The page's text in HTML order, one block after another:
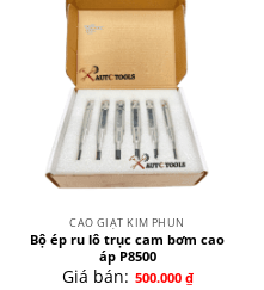
CAO GIẬT KIM PHUN
Bộ ép ru lô trục cam bơm cao
áp P8500
Giá bán: 500.000 ₫